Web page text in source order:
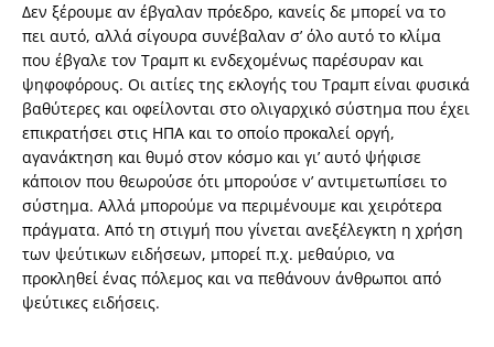
Δεν ξέρουμε αν έβγαλαν πρόεδρο, κανείς δε μπορεί να το
πει αυτό, αλλά σίγουρα συνέβαλαν σ’ όλο αυτό το κλίμα
που έβγαλε τον Τραμπ κι ενδεχομένως παρέσυραν και
ψηφοφόρους. Οι αιτίες της εκλογής του Τραμπ είναι φυσικά
βαθύτερες και οφείλονται στο ολιγαρχικό σύστημα που έχει
επικρατήσει στις ΗΠΑ και το οποίο προκαλεί οργή,
αγανάκτηση και θυμό στον κόσμο και γι’ αυτό ψήφισε
κάποιον που θεωρούσε ότι μπορούσε ν’ αντιμετωπίσει το
σύστημα. Αλλά μπορούμε να περιμένουμε και χειρότερα
πράγματα. Από τη στιγμή που γίνεται ανεξέλεγκτη η χρήση
των ψεύτικων ειδήσεων, μπορεί π.χ. μεθαύριο, να
προκληθεί ένας πόλεμος και να πεθάνουν άνθρωποι από
ψεύτικες ειδήσεις.